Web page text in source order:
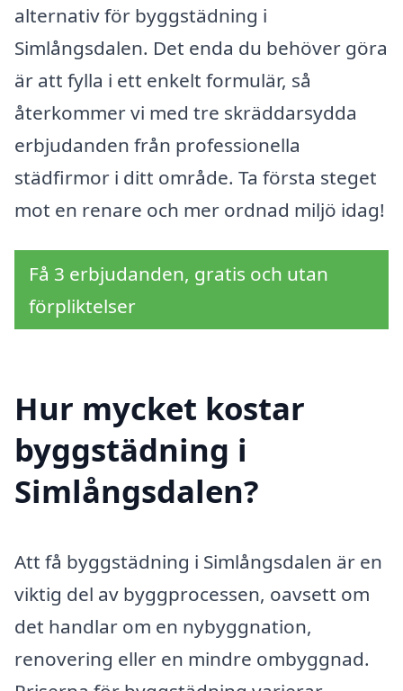
alternativ för byggstädning i
Simlångsdalen. Det enda du behöver göra
är att fylla i ett enkelt formulär, så
återkommer vi med tre skräddarsydda
erbjudanden från professionella
städfirmor i ditt område. Ta första steget
mot en renare och mer ordnad miljö idag!
Få 3 erbjudanden, gratis och utan
förpliktelser
Hur mycket kostar
byggstädning i
Simlångsdalen?
Att få byggstädning i Simlångsdalen är en
viktig del av byggprocessen, oavsett om
det handlar om en nybyggnation,
renovering eller en mindre ombyggnad.